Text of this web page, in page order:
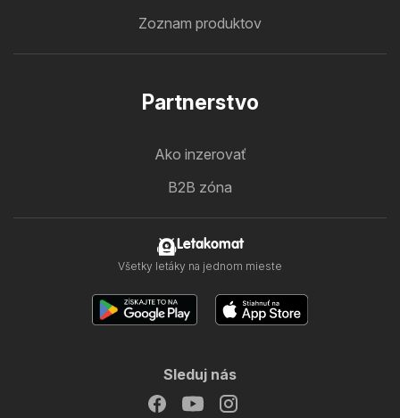
Zoznam produktov
Partnerstvo
Ako inzerovať
B2B zóna
Letakomat
Všetky letáky na jednom mieste
Sleduj nás